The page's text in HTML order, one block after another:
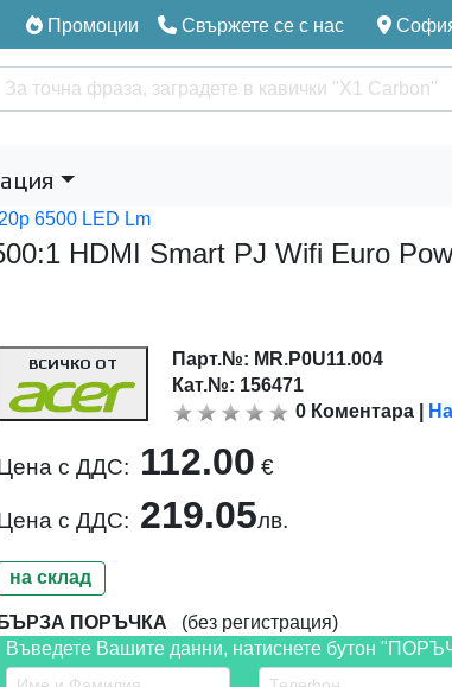
Промоции Свържете се с нас
6500 LED Lm
HDMI Smart PJ Wifi Euro
ВСИЧКО ОТ Парт.№: MR.P0U11.004
Кат.№: 156471
0 Коментара
с ДДС: 112.00 €
с ДДС: 219.05лв.
на склад
БЪРЗА ПОРЪЧКА (без регистрация)
Въведете Вашите данни, натиснете бутон